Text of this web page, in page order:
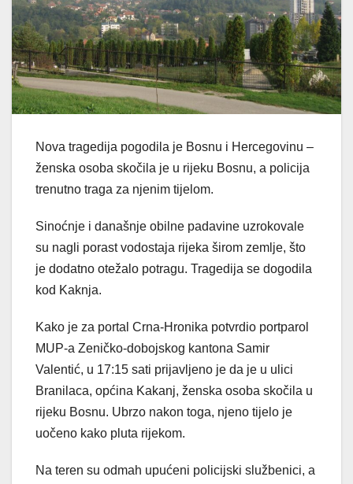
Nova tragedija pogodila je Bosnu i Hercegovinu –
ženska osoba skočila je u rijeku Bosnu, a policija
trenutno traga za njenim tijelom.
Sinoćnje i današnje obilne padavine uzrokovale
su nagli porast vodostaja rijeka širom zemlje, što
je dodatno otežalo potragu. Tragedija se dogodila
kod Kaknja.
Kako je za portal Crna-Hronika potvrdio portparol
MUP-a Zeničko-dobojskog kantona Samir
Valentić, u 17:15 sati prijavljeno je da je u ulici
Branilaca, općina Kakanj, ženska osoba skočila u
rijeku Bosnu. Ubrzo nakon toga, njeno tijelo je
uočeno kako pluta rijekom.
Na teren su odmah upućeni policijski službenici, a